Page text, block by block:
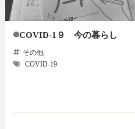
COVID-1９ 今の暮らし
その他
COVID-19